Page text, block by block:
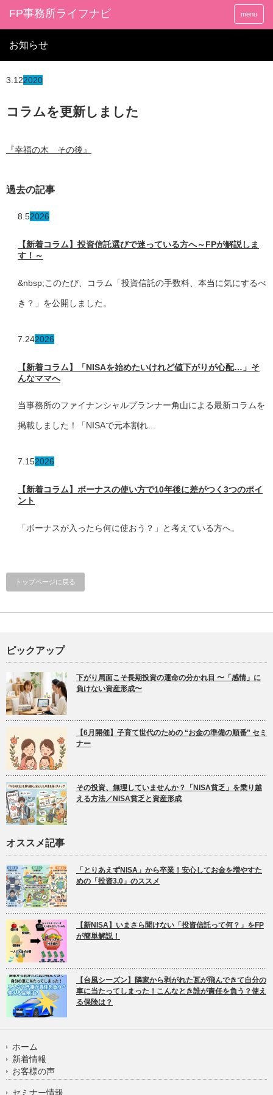
FP事務所ライフナビ menu
お知らせ
3.122020
コラムを更新しました
『幸福の木 その後』
過去の記事
8.52026
【新着コラム】投資信託選びで迷っている方へ～FPが解説しま
す！～
&nbsp;このたび、コラム「投資信託の手数料、本当に気にするべ
き？」を公開しました。
7.242026
【新着コラム】「NISAを始めたいけれど値下がりが心配…」そ
んなママへ
当事務所のファイナンシャルプランナー角山による最新コラムを
掲載しました！「NISAで元本割れ...
7.152026
【新着コラム】ボーナスの使い方で10年後に差がつく3つのポイ
ント
「ボーナスが入ったら何に使おう？」と考えている方へ。
トップページに戻る
ピックアップ
下がり局面こそ長期投資の運命の分かれ目 〜「感情」に
負けない資産形成〜
【6月開催】子育て世代のための “お金の準備の順番” セミ
ナー
その投資、無理していませんか？「NISA貧乏」を乗り越
える方法／NISA貧乏と資産形成
オススメ記事
「とりあえずNISA」から卒業！安心してお金を増やすた
めの「投資3.0」のススメ
【新NISA】いまさら聞けない「投資信託って何？」をFP
が簡単解説！
【台風シーズン】隣家から剥がれた瓦が飛んできて自分の
車に当たってしまった！こんなとき誰が責任を負う？使え
る保険は？
ホーム
新着情報
お客様の声
セミナー情報